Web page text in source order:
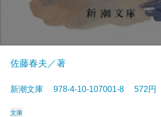
佐藤春夫／著
新潮文庫 978-4-10-107001-8 572円
文庫